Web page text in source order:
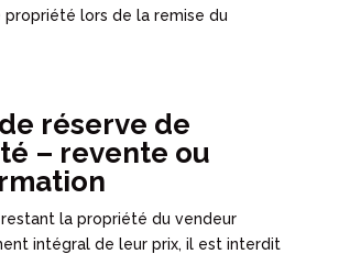
lors de la remise du
réserve de
– revente ou
la propriété du vendeur
intégral de leur prix, il est interdit